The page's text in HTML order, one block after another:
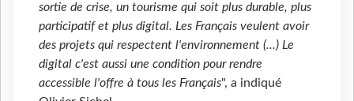
sortie de crise, un tourisme qui soit plus durable, plus
participatif et plus digital. Les Français veulent avoir
des projets qui respectent l'environnement (...) Le
digital c'est aussi une condition pour rendre
accessible l'offre à tous les Français", a indiqué